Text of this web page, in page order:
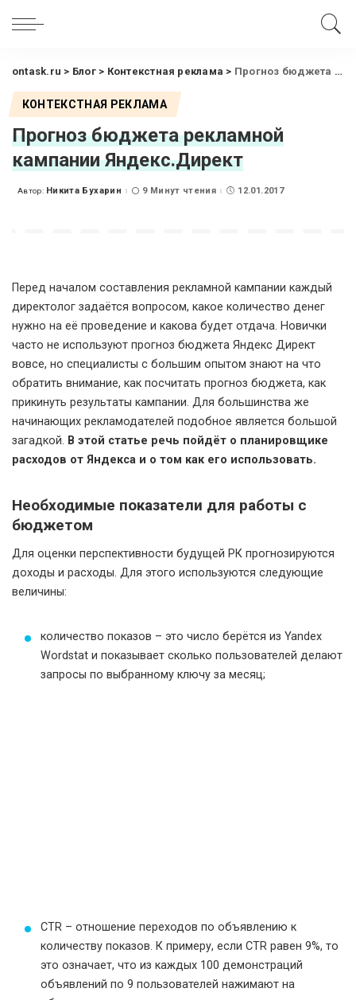
ontask.ru > Блог> Контекстная реклама > Прогноз бюджета рекламной кампании Яндекс.Директ
КОНТЕКСТНАЯ РЕКЛАМА
Прогноз бюджета рекламной
кампании Яндекс.Директ
Posted
Автор: Никита Бухарин 9 Минут чтения 12.01.2017
Перед началом составления рекламной кампании каждый
директолог задаётся вопросом, какое количество денег
нужно на её проведение и какова будет отдача. Новички
часто не используют прогноз бюджета Яндекс Директ
вовсе, но специалисты с большим опытом знают на что
обратить внимание, как посчитать прогноз бюджета, как
прикинуть результаты кампании. Для большинства же
начинающих рекламодателей подобное является большой
загадкой. В этой статье речь пойдёт о планировщике
расходов от Яндекса и о том как его использовать.
Необходимые показатели для работы с
бюджетом
Для оценки перспективности будущей РК прогнозируются
доходы и расходы. Для этого используются следующие
величины:
количество показов – это число берётся из Yandex
Wordstat и показывает сколько пользователей делают
запросы по выбранному ключу за месяц;
CTR – отношение переходов по объявлению к
количеству показов. К примеру, если CTR равен 9%, то
это означает, что из каждых 100 демонстраций
объявлений по 9 пользователей нажимают на